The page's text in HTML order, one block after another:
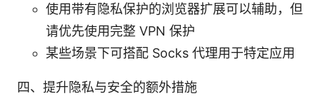
使用带有隐私保护的浏览器扩展可以辅助，但
请优先使用完整 VPN 保护
某些场景下可搭配 Socks 代理用于特定应用
四、提升隐私与安全的额外措施